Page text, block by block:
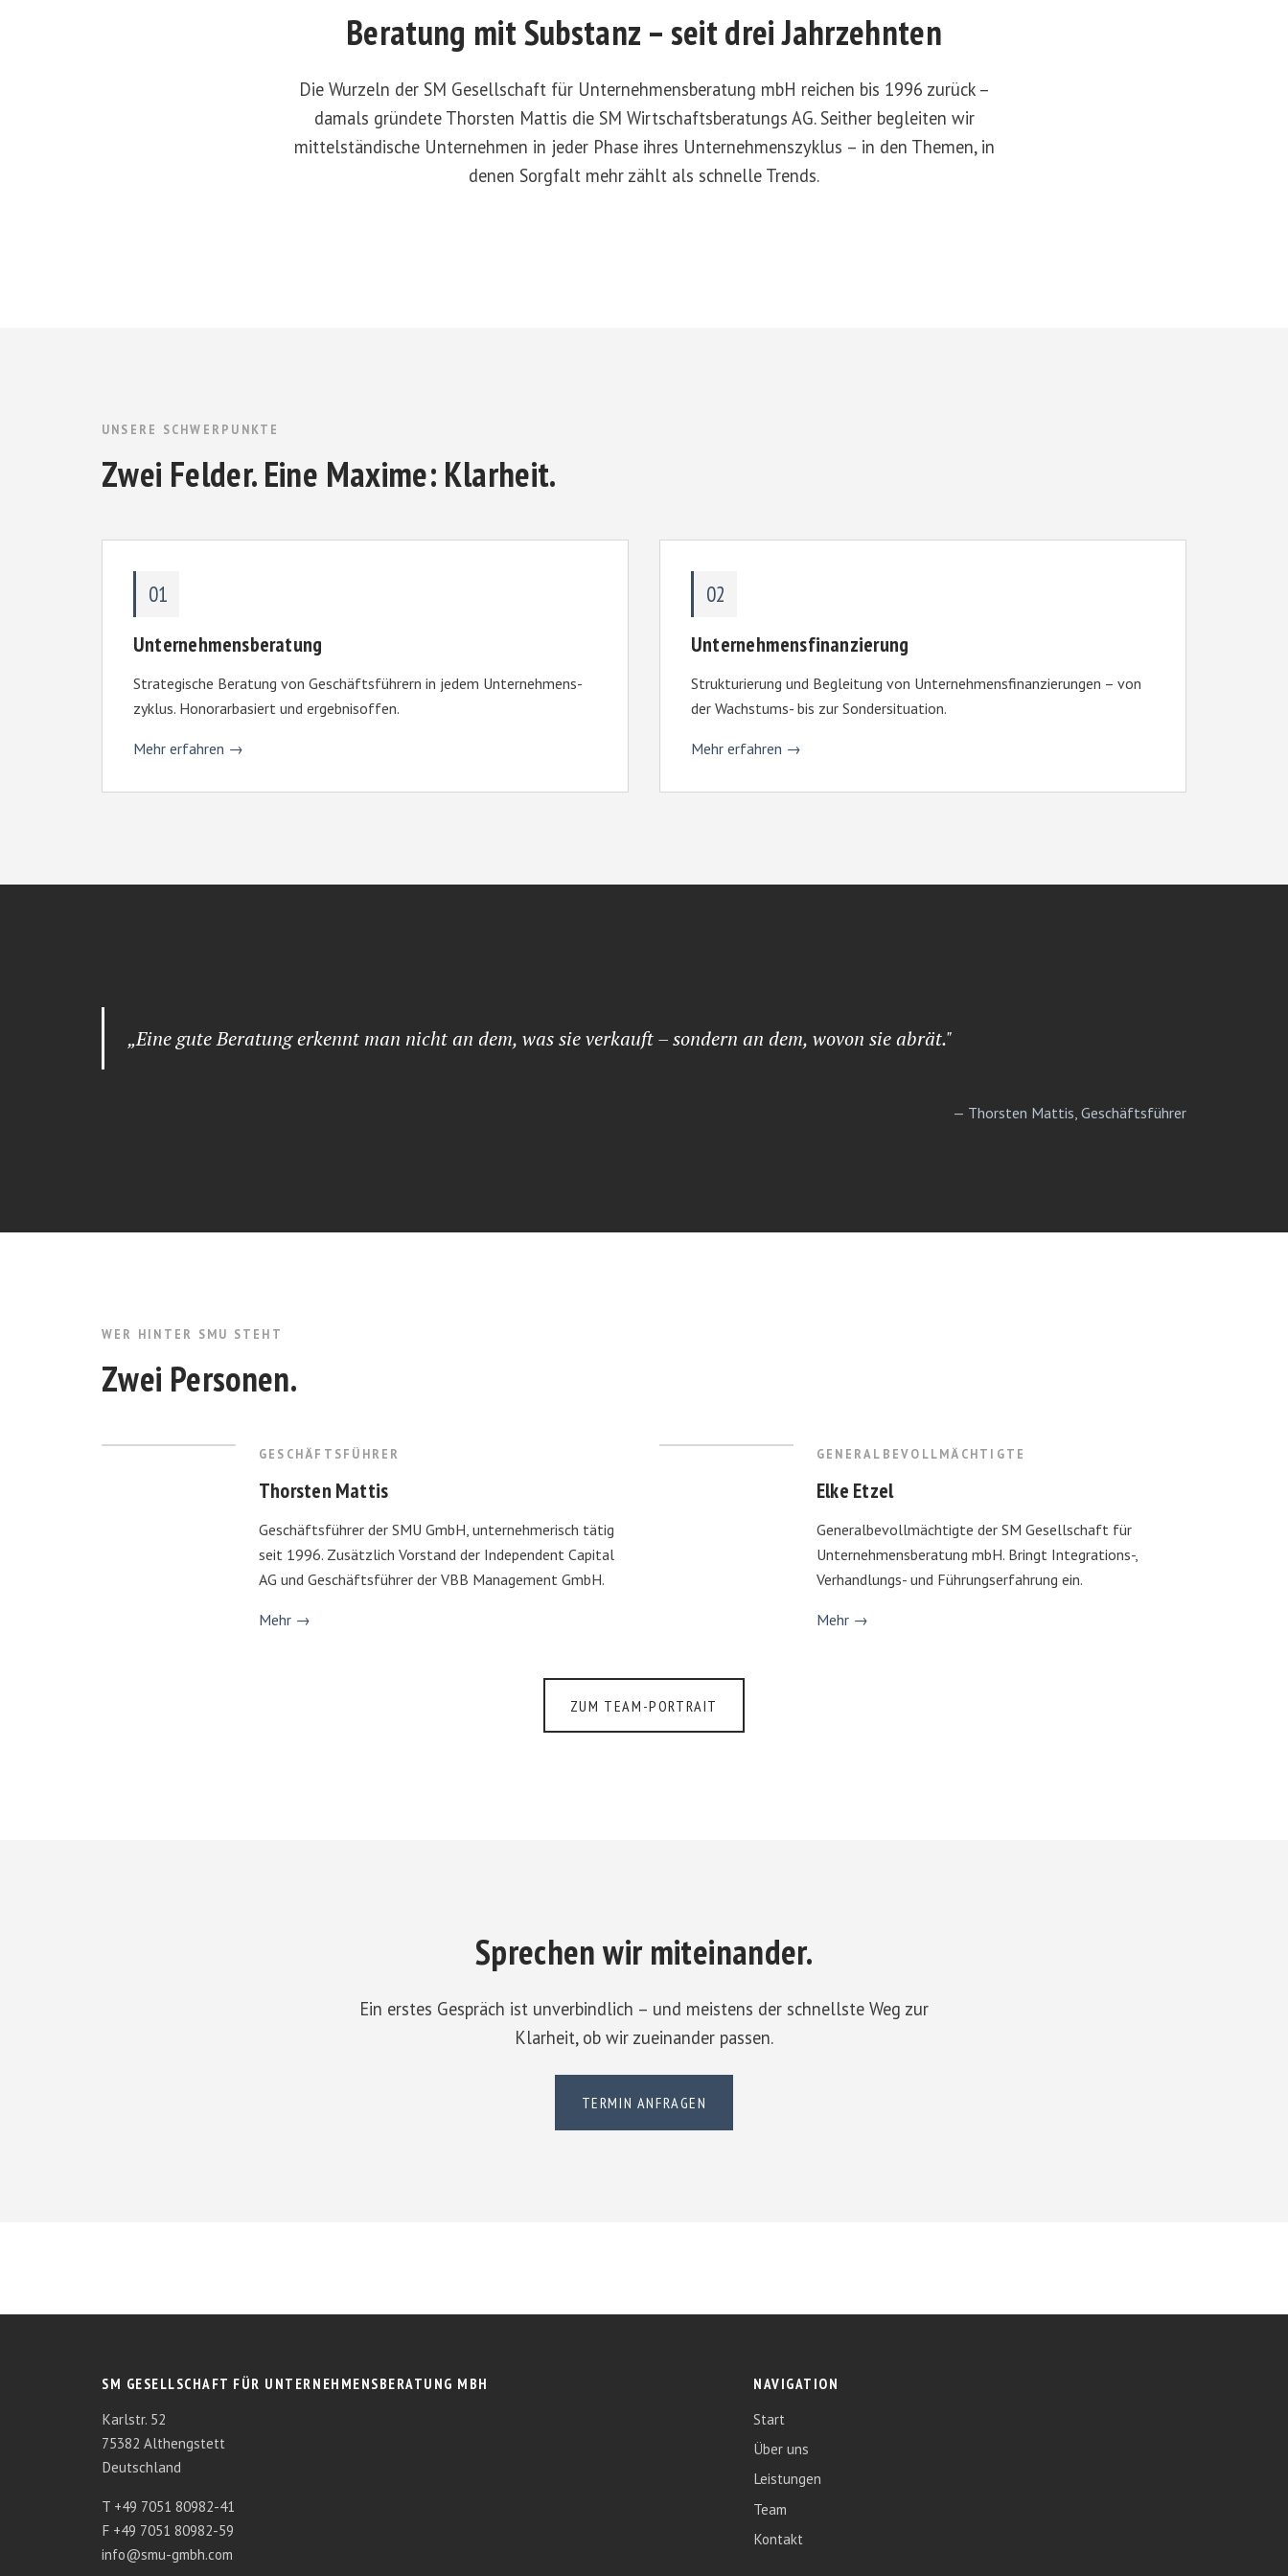
Beratung mit Substanz – seit drei Jahrzehnten
Die Wurzeln der SM Gesellschaft für Unternehmensberatung mbH reichen bis 1996 zurück –
damals gründete Thorsten Mattis die SM Wirtschaftsberatungs AG. Seither begleiten wir
mittelständische Unternehmen in jeder Phase ihres Unternehmens­zyklus – in den Themen, in
denen Sorgfalt mehr zählt als schnelle Trends.
UNSERE SCHWERPUNKTE
Zwei Felder. Eine Maxime: Klarheit.
01
Unternehmensberatung
Strategische Beratung von Geschäftsführern in jedem Unternehmens­
zyklus. Honorarbasiert und ergebnisoffen.
Mehr erfahren →
02
Unternehmensfinanzierung
Strukturierung und Begleitung von Unternehmens­finanzierungen – von
der Wachstums- bis zur Sondersituation.
Mehr erfahren →
„Eine gute Beratung erkennt man nicht an dem, was sie verkauft – sondern an dem, wovon sie abrät."
— Thorsten Mattis, Geschäftsführer
WER HINTER SMU STEHT
Zwei Personen.
GESCHÄFTSFÜHRER
Thorsten Mattis
Geschäftsführer der SMU GmbH, unternehmerisch tätig
seit 1996. Zusätzlich Vorstand der Independent Capital
AG und Geschäftsführer der VBB Management GmbH.
Mehr →
GENERALBEVOLLMÄCHTIGTE
Elke Etzel
Generalbevollmächtigte der SM Gesellschaft für
Unternehmensberatung mbH. Bringt Integrations-,
Verhandlungs- und Führungs­erfahrung ein.
Mehr →
ZUM TEAM-PORTRAIT
Sprechen wir miteinander.
Ein erstes Gespräch ist unverbindlich – und meistens der schnellste Weg zur
Klarheit, ob wir zueinander passen.
TERMIN ANFRAGEN
SM GESELLSCHAFT FÜR UNTERNEHMENSBERATUNG MBH
Karlstr. 52
75382 Althengstett
Deutschland
T +49 7051 80982-41
F +49 7051 80982-59
info@smu-gmbh.com
NAVIGATION
Start
Über uns
Leistungen
Team
Kontakt